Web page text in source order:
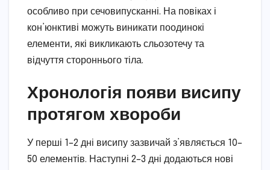
особливо при сечовипусканні. На повіках і
кон’юнктиві можуть виникати поодинокі
елементи, які викликають сльозотечу та
відчуття стороннього тіла.
Хронологія появи висипу
протягом хвороби
У перші 1–2 дні висипу зазвичай з’являється 10–
50 елементів. Наступні 2–3 дні додаються нові